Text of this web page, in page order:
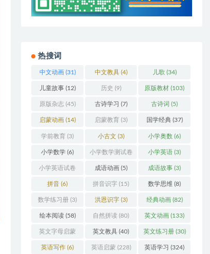
热搜词
中文动画(31) 中文教具(4) 儿歌 (34)
儿童故事(12) 历史 (9) 原版教材 (103)
原版杂志(45) 古诗学习 (7) 古诗词 (5)
启蒙动画 (14) 启蒙教育 (3) 国学经典(37)
学前教育 (3) 小古文 (3) 小学奥数 (6)
小学数学 (6) 小学数学测试卷
(5)
小学英语 (3)
小学英语试卷
(3)
成语动画(5) 成语故事 (3)
拼音 (6) 拼音识字 (15) 数学思维 (8)
数学练习册 (3) 洪恩识字(3) 经典动画(82)
绘本阅读(58) 自然拼读 (80) 英文动画 (133)
英文字母启蒙
(48)
英文教具 (40) 英文练习册(30)
英语写作 (6) 英语启蒙 (228) 英语学习 (324)